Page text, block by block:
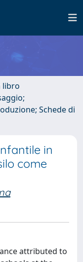
libro
Schede di
in
come
attributed to